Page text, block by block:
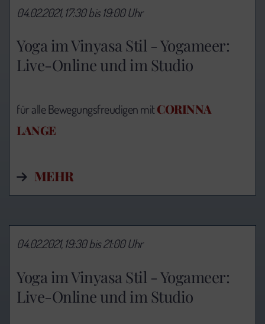
Yoga im Vinyasa Stil - Yogameer:
Live-Online und im Studio
04.02.2021, 17:30 bis 19:00 Uhr
für alle Bewegungsfreudigen mitCORINNA
LANGE
MEHR
Yoga im Vinyasa Stil - Yogameer:
Live-Online und im Studio
04.02.2021, 19:30 bis 21:00 Uhr